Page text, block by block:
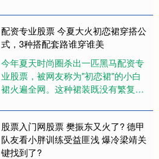
引不少市民游客前来打卡赏荷。....
配资专业股票 今夏大火初恋裙穿搭公
式，3种搭配套路谁穿谁美
今年夏天时尚圈杀出一匹黑马配资专
业股票，被网友称为"初恋裙"的小白
裙火遍全网。这种裙装既没有繁复设
能让人秒回十八岁。当阳光穿透轻....
股票入门网股票 樊振东又火了? 德甲
队友看小胖训练受益匪浅 爆冷梁靖关
键找到了?